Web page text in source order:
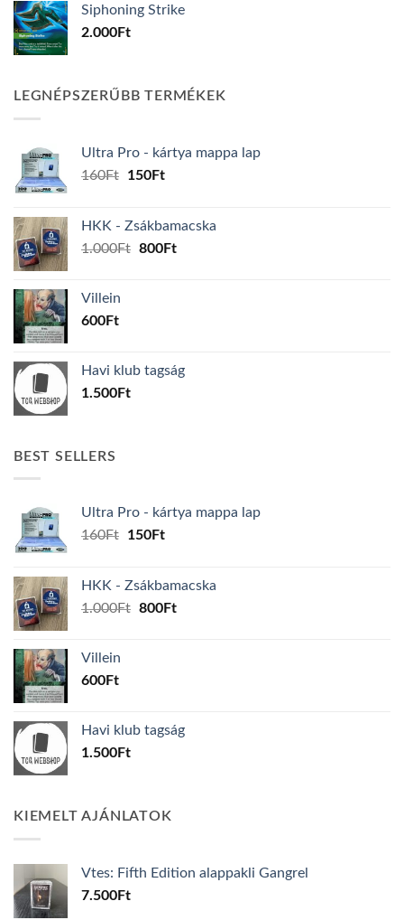
Siphoning Strike
2.000Ft
LEGNÉPSZERŰBB TERMÉKEK
Ultra Pro - kártya mappa lap
160Ft
Original
160Ft.
150FtCurrent
150Ft.
HKK - Zsákbamacska
1.000Ft Original
800FtCurrent
Villein
600Ft
Havi klub tagság
1.500Ft
BEST SELLERS
Ultra Pro - kártya mappa lap
160Ft
Original
160Ft.
150FtCurrent
150Ft.
HKK - Zsákbamacska
1.000Ft Original
800FtCurrent
Villein
600Ft
Havi klub tagság
1.500Ft
KIEMELT AJÁNLATOK
Vtes: Fifth Edition alappakli Gangrel
7.500Ft